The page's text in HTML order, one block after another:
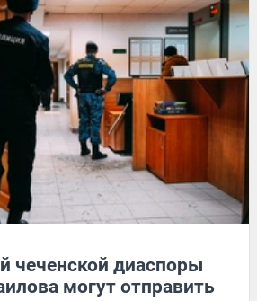
чеченской диаспоры
могут отправить